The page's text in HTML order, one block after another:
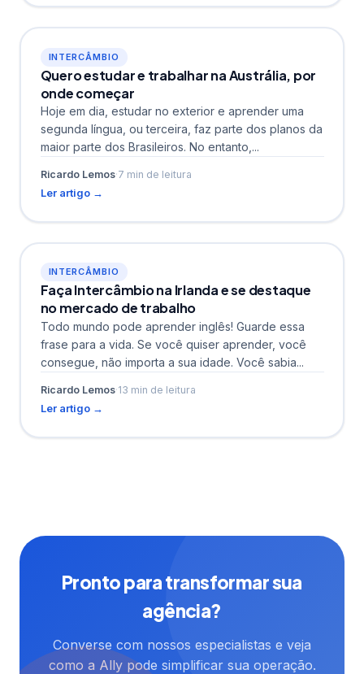
INTERCÂMBIO
Quero estudar e trabalhar na Austrália, por
onde começar
Hoje em dia, estudar no exterior e aprender uma
segunda língua, ou terceira, faz parte dos planos da
maior parte dos Brasileiros. No entanto,...
Ricardo Lemos·7 min de leitura
Ler artigo →
INTERCÂMBIO
Faça Intercâmbio na Irlanda e se destaque
no mercado de trabalho
Todo mundo pode aprender inglês! Guarde essa
frase para a vida. Se você quiser aprender, você
consegue, não importa a sua idade. Você sabia...
Ricardo Lemos·13 min de leitura
Ler artigo →
Pronto para transformar sua
agência?
Converse com nossos especialistas e veja
como a Ally pode simplificar sua operação.